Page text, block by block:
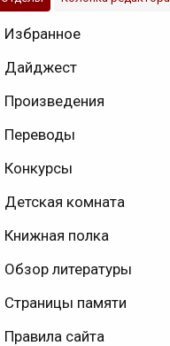
Избранное
Дайджест
Произведения
Переводы
Конкурсы
Детская комната
Книжная полка
Обзор литературы
Страницы памяти
Правила сайта